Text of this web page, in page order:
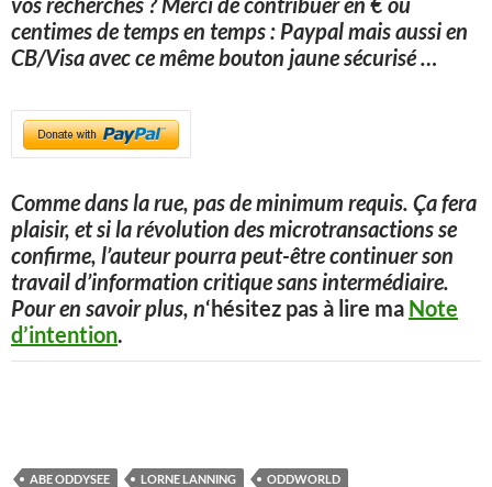
centimes de temps en temps : Paypal mais aussi en
CB/Visa avec ce même bouton jaune sécurisé…
Comme dans la rue, pas de minimum requis. Ça fera
plaisir, et si la révolution des microtransactions se
confirme, l’auteur pourra peut-être continuer son
travail d’information critique sans intermédiaire.
Pour en savoir plus, n‘hésitez pas à lire ma Note
d’intention.
ABE ODDYSEE LORNE LANNING
ODDWORLD